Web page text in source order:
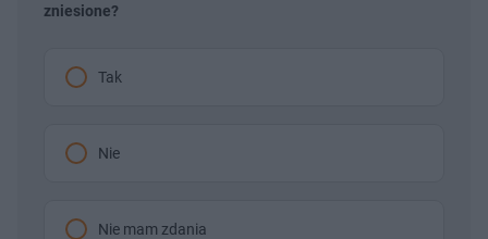
zniesione?
Tak
Nie
Nie mam zdania